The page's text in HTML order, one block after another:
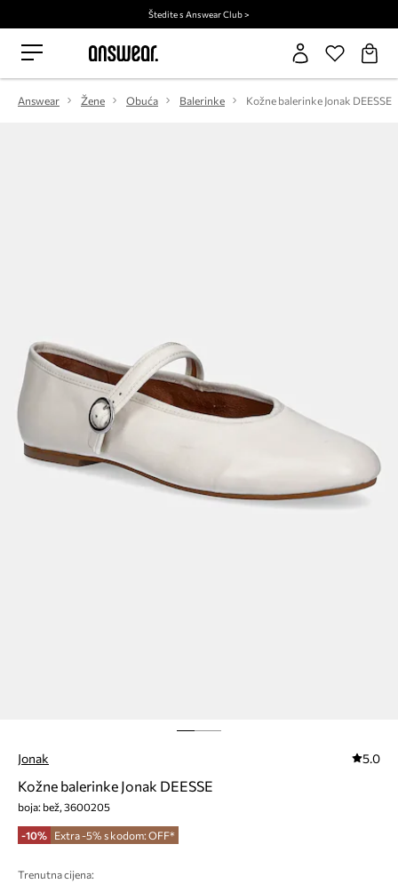
Štedite s Answear Club >
Answear Žene Obuća Balerinke Kožne balerinke Jonak DEESSE
Jonak 5.0
Kožne balerinke Jonak DEESSE
boja: bež, 3600205
-10% Extra -5% s kodom: OFF*
Trenutna cijena: